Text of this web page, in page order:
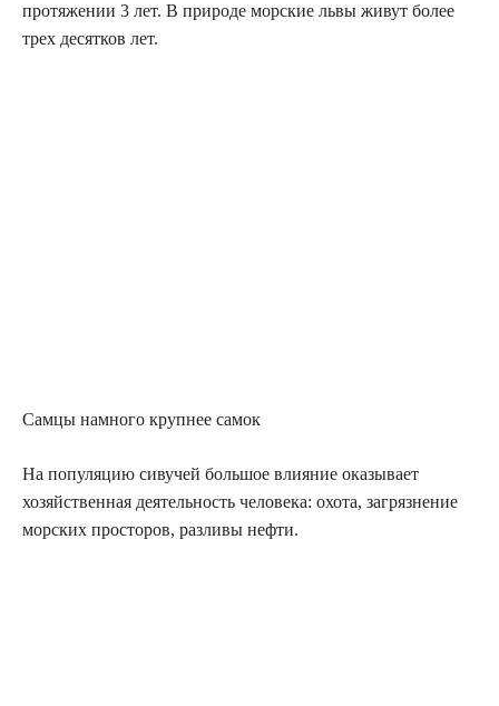
протяжении 3 лет. В природе морские львы живут более
трех десятков лет.
Самцы намного крупнее самок
На популяцию сивучей большое влияние оказывает
хозяйственная деятельность человека: охота, загрязнение
морских просторов, разливы нефти.